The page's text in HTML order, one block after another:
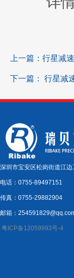
上一篇： 行星减
下一篇： 行星减
深圳市宝安区松岗街道江
电话：0755-89497151
传真：0755-29882904
邮箱：
粤ICP备12059993号-4